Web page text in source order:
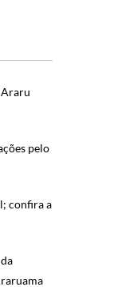
Araru
pelo
confira a